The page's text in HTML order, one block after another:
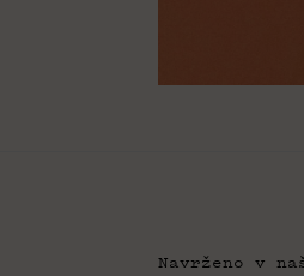
Navrženo v